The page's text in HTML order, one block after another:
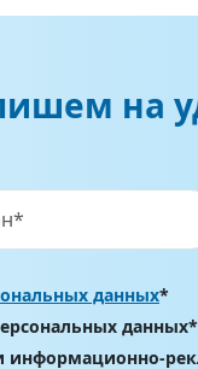
на
данных*
данных*
информационно-